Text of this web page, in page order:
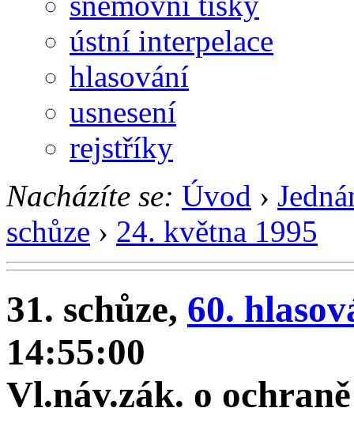
ústní interpelace
hlasování
usnesení
rejstříky
Nacházíte se: Úvod ›
schůze › 24. května 1995
31. schůze, 60.
14:55:00
Vl.náv.zák. o